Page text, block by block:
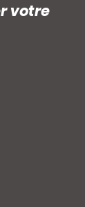
votre